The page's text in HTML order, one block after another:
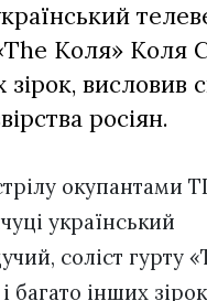
Коля» Коля
зірок, висловив
росіян.
окупантами
український
соліст гурту
багато інших